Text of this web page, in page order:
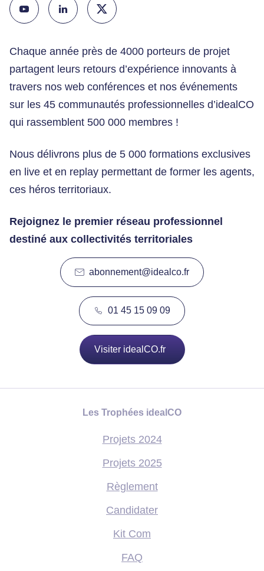
Chaque année près de 4000 porteurs de projet
partagent leurs retours d’expérience innovants à
travers nos web conférences et nos événements
sur les 45 communautés professionnelles d’idealCO
qui rassemblent 500 000 membres !
Nous délivrons plus de 5 000 formations exclusives
en live et en replay permettant de former les agents,
ces héros territoriaux.
Rejoignez le premier réseau professionnel
destiné aux collectivités territoriales
abonnement@idealco.fr
01 45 15 09 09
Visiter idealCO.fr
Les Trophées idealCO
Projets 2024
Projets 2025
Règlement
Candidater
Kit Com
FAQ